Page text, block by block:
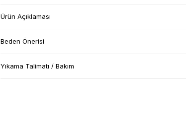
Ürün Açıklaması
Beden Önerisi
Yıkama Talimatı / Bakım